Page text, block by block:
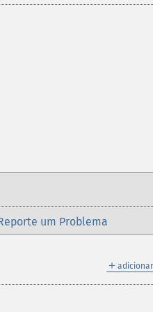
um Problema
＋